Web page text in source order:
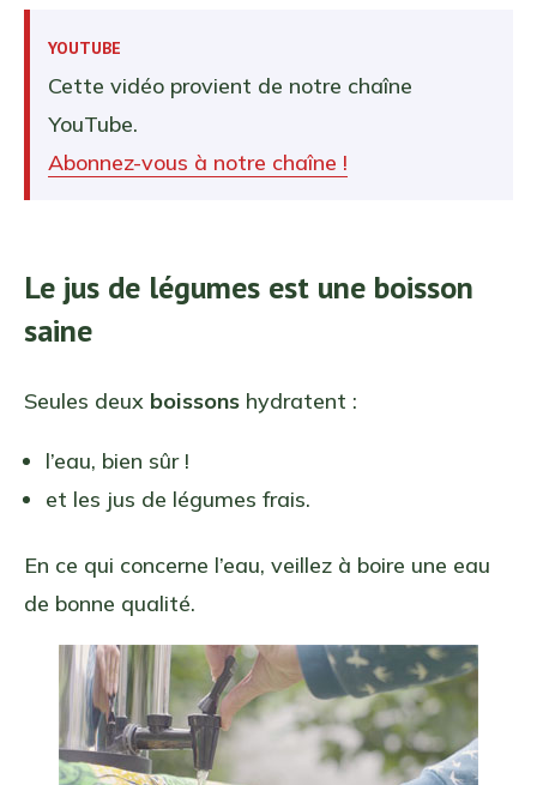
YOUTUBE
Cette vidéo provient de notre chaîne
YouTube.
Abonnez-vous à notre chaîne !
Le jus de légumes est une boisson
saine
Seules deux boissons hydratent :
l’eau, bien sûr !
et les jus de légumes frais.
En ce qui concerne l’eau, veillez à boire une eau
de bonne qualité.